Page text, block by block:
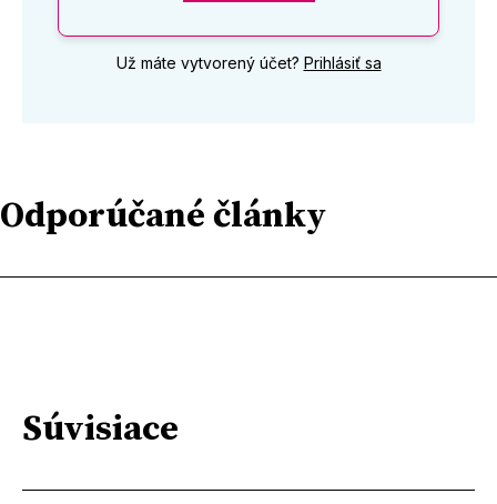
Už máte vytvorený účet? Prihlásiť sa
Odporúčané články
Súvisiace